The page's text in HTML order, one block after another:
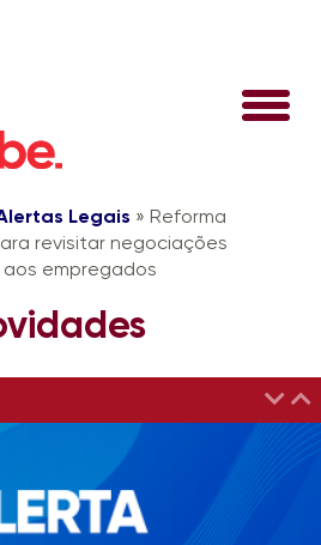
Legais » Reforma
revisitar negociações
empregados